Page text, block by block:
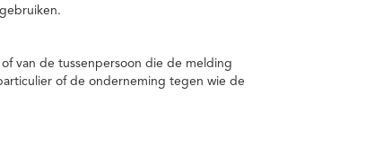
van de tussenpersoon die de melding
of de onderneming tegen wie de